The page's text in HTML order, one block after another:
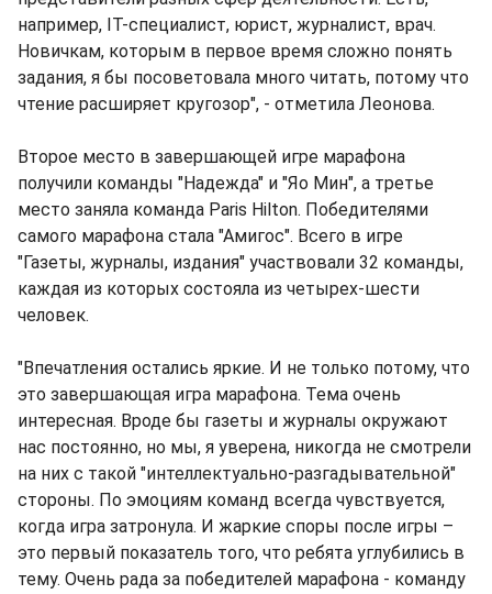
например, IT-специалист, юрист, журналист, врач.
Новичкам, которым в первое время сложно понять
задания, я бы посоветовала много читать, потому что
чтение расширяет кругозор", - отметила Леонова.
Второе место в завершающей игре марафона
получили команды "Надежда" и "Яо Мин", а третье
место заняла команда Paris Hilton. Победителями
самого марафона стала "Амигос". Всего в игре
"Газеты, журналы, издания" участвовали 32 команды,
каждая из которых состояла из четырех-шести
человек.
"Впечатления остались яркие. И не только потому, что
это завершающая игра марафона. Тема очень
интересная. Вроде бы газеты и журналы окружают
нас постоянно, но мы, я уверена, никогда не смотрели
на них с такой "интеллектуально-разгадывательной"
стороны. По эмоциям команд всегда чувствуется,
когда игра затронула. И жаркие споры после игры –
это первый показатель того, что ребята углубились в
тему. Очень рада за победителей марафона - команду